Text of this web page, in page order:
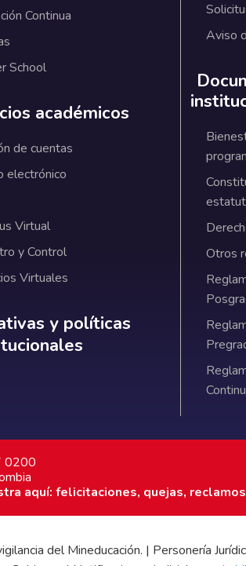
Continua
School
académicos
de cuentas
electrónico
Virtual
y Control
Virtuales
y políticas
y políticas
Aviso
Otros
0200
aquí: felicitaciones, quejas,
del Mineducación. | Personería